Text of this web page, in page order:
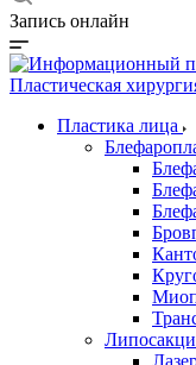
Запись онлайн
Пластическая
Пластика лица